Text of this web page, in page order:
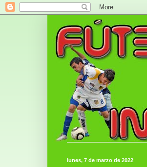
lunes, 7 de marzo de 2022